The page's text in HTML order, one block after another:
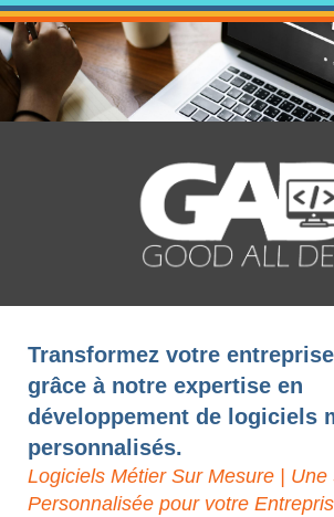
Transformez votre
grâce à notre expertise en
développement de logiciels
personnalisés.
Logiciels Métier Sur Mesure | Une
Personnalisée pour votre